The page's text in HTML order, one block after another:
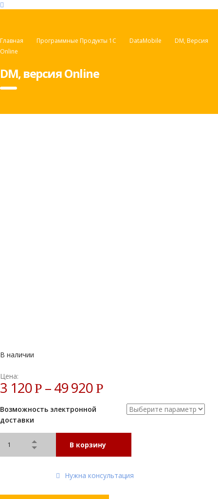
Главная Программные Продукты 1С DataMobile
DM, Версия
Online
DM, версия Online
В наличии
Цена:
3 120Р –49 920Р
Возможность электронной
доставки
В корзину
Нужна консультация